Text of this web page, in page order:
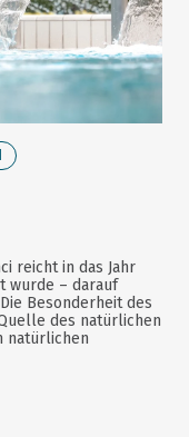
reicht in das Jahr
wurde – darauf
Besonderheit des
des natürlichen
natürlichen